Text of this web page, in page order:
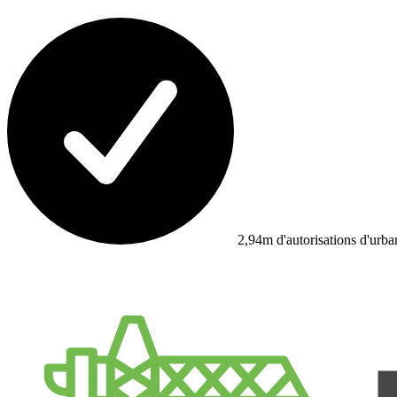
2,94m d'autorisations